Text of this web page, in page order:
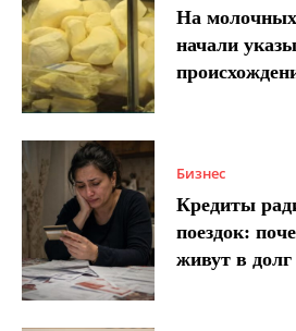
На
начали
Бизнес
Кредиты
поездок:
живут в долг